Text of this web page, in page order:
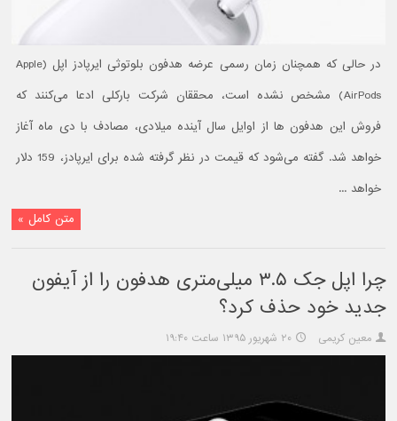
در حالی که همچنان زمان رسمی عرضه هدفون بلوتوثی ایرپادز اپل (Apple
AirPods) مشخص نشده است، محققان شرکت بارکلی ادعا می‌کنند که
فروش این هدفون ها از اوایل سال آینده میلادی، مصادف با دی ماه آغاز
خواهد شد. گفته می‌شود که قیمت در نظر گرفته شده برای ایرپادز، 159 دلار
خواهد ...
متن کامل »
چرا اپل جک ۳.۵ میلی‌متری هدفون را از آیفون
جدید خود حذف کرد؟
معین کریمی ۲۰ شهریور ۱۳۹۵ ساعت ۱۹:۴۰